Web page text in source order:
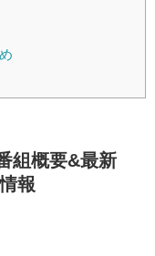
組概要&最新
報